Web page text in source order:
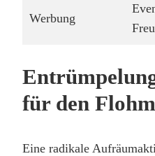
Werbung
für den
Eine radikale